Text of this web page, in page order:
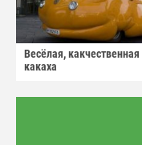
Весёлая, какчественная
какаха